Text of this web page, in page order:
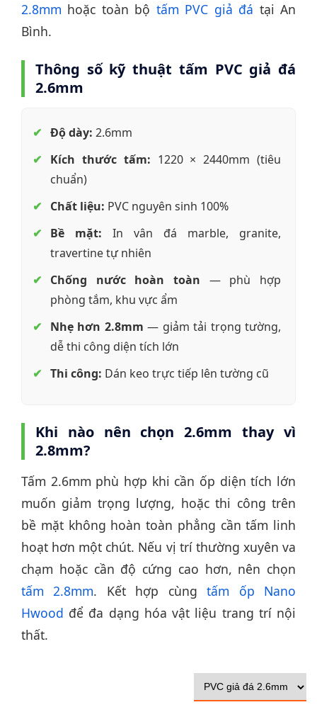
2.8mm hoặc toàn bộ tấm PVC giả đá tại An
Bình.
Thông số kỹ thuật tấm PVC giả đá
2.6mm
Độ dày: 2.6mm
Kích thước tấm: 1220 × 2440mm (tiêu
chuẩn)
Chất liệu: PVC nguyên sinh 100%
Bề mặt: In vân đá marble, granite,
travertine tự nhiên
Chống nước hoàn toàn — phù hợp
phòng tắm, khu vực ẩm
Nhẹ hơn 2.8mm — giảm tải trọng tường,
dễ thi công diện tích lớn
Thi công: Dán keo trực tiếp lên tường cũ
Khi nào nên chọn 2.6mm thay vì
2.8mm?
Tấm 2.6mm phù hợp khi cần ốp diện tích lớn
muốn giảm trọng lượng, hoặc thi công trên
bề mặt không hoàn toàn phẳng cần tấm linh
hoạt hơn một chút. Nếu vị trí thường xuyên va
chạm hoặc cần độ cứng cao hơn, nên chọn
tấm 2.8mm. Kết hợp cùngtấm ốp Nano
Hwood để đa dạng hóa vật liệu trang trí nội
thất.